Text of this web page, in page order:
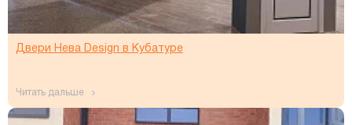
Двери Нева Design в Кубатуре
читать дальше